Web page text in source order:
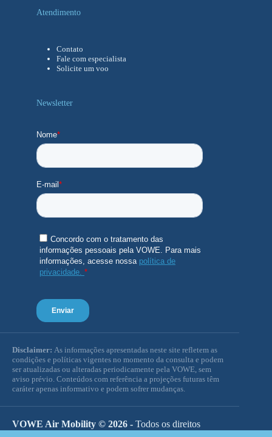
Atendimento
Contato
Fale com especialista
Solicite um voo
Newsletter
Disclaimer: As informações apresentadas neste site refletem as
condições e políticas vigentes no momento da consulta e podem
ser atualizadas ou alteradas periodicamente pela VOWE, sem
aviso prévio. Conteúdos com referência a projeções futuras têm
caráter apenas informativo e podem sofrer mudanças.
VOWE Air Mobility © 2026 - Todos os direitos